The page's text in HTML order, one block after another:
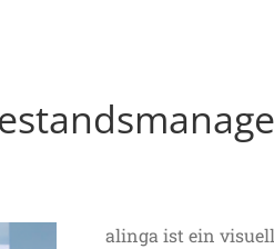
alinga ist ein